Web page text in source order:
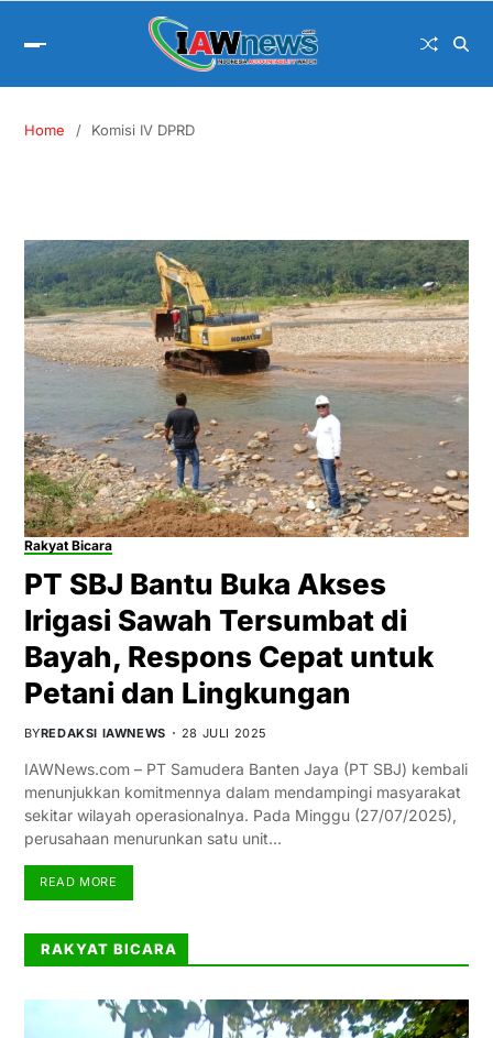
Home Komisi IV DPRD
Rakyat Bicara
PT SBJ Bantu Buka Akses
Irigasi Sawah Tersumbat di
Bayah, Respons Cepat untuk
Petani dan Lingkungan
BYREDAKSI IAWNEWS 28 JULI 2025
IAWNews.com – PT Samudera Banten Jaya (PT SBJ) kembali
menunjukkan komitmennya dalam mendampingi masyarakat
sekitar wilayah operasionalnya. Pada Minggu (27/07/2025),
perusahaan menurunkan satu unit…
READ MORE
RAKYAT BICARA